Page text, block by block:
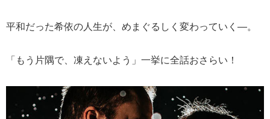
平和だった希依の人生が、めまぐるしく変わっていく―。
「もう片隅で、凍えないよう」一挙に全話おさらい！